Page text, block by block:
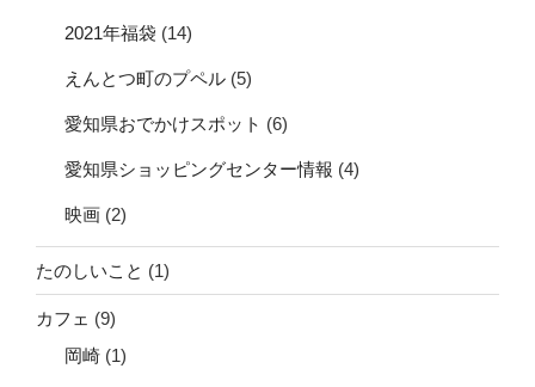
2021年福袋 (14)
えんとつ町のプペル (5)
愛知県おでかけスポット (6)
愛知県ショッピングセンター情報 (4)
映画 (2)
たのしいこと (1)
カフェ (9)
岡崎 (1)